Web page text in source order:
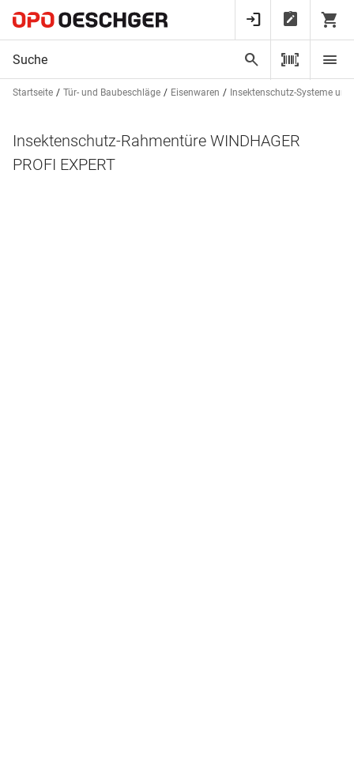
Startseite Tür- und Baubeschläge Eisenwaren Insektenschutz-Systeme
Insektenschutz-Rahmentüre WINDHAGER
PROFI EXPERT